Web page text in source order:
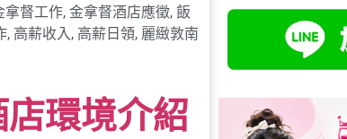
拿督工作, 金拿督酒店應徵, 飯
, 高薪收入, 高薪日領, 麗緻敦南
環境介紹